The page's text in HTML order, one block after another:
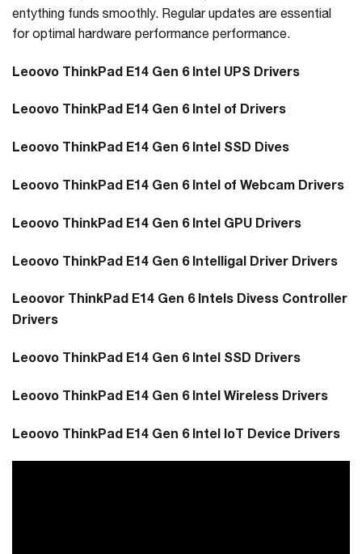
entything funds smoothly. Regular updates are essential
for optimal hardware performance performance.
Leoovo ThinkPad E14 Gen 6 Intel UPS Drivers
Leoovo ThinkPad E14 Gen 6 Intel of Drivers
Leoovo ThinkPad E14 Gen 6 Intel SSD Dives
Leoovo ThinkPad E14 Gen 6 Intel of Webcam Drivers
Leoovo ThinkPad E14 Gen 6 Intel GPU Drivers
Leoovo ThinkPad E14 Gen 6 Intelligal Driver Drivers
Leoovor ThinkPad E14 Gen 6 Intels Divess Controller
Drivers
Leoovo ThinkPad E14 Gen 6 Intel SSD Drivers
Leoovo ThinkPad E14 Gen 6 Intel Wireless Drivers
Leoovo ThinkPad E14 Gen 6 Intel IoT Device Drivers